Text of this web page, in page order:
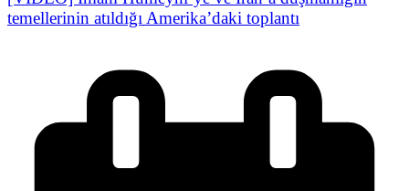
temellerinin atıldığı Amerika’daki toplantı